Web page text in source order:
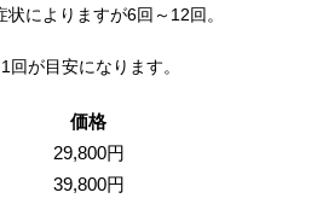
によりますが6回～12回。
が目安になります。
価格
29,800円
39,800円